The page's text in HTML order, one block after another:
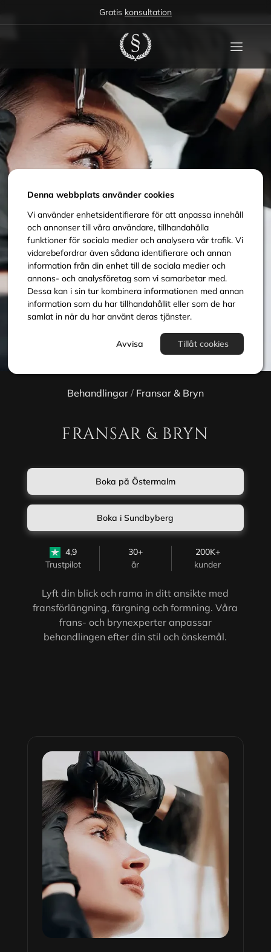
Gratis konsultation
Denna webbplats använder cookies
Vi använder enhetsidentifierare för att anpassa innehåll
och annonser till våra användare, tillhandahålla
funktioner för sociala medier och analysera vår trafik. Vi
vidarebefordrar även sådana identifierare och annan
information från din enhet till de sociala medier och
annons- och analysföretag som vi samarbetar med.
Dessa kan i sin tur kombinera informationen med annan
information som du har tillhandahållit eller som de har
samlat in när du har använt deras tjänster.
Avvisa Tillåt cookies
Behandlingar/ Fransar & Bryn
FRANSAR & BRYN
Boka på Östermalm
Boka i Sundbyberg
4,9
Trustpilot
30+
år
200K+
kunder
Lyft din blick och rama in ditt ansikte med
fransförlängning, färgning och formning. Våra
frans- och brynexperter anpassar
behandlingen efter din stil och önskemål.